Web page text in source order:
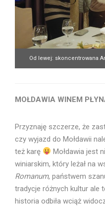
Od lewej: skoncentrowana
MOŁDAWIA WINEM
Przyznaję szczerze, że
czy wyjazd do Mołdawii
też karę
Mołdawia jest
winiarskim, który leżał na
Romanum, państwem
tradycje różnych kultur ale
historia odbiła wciąż